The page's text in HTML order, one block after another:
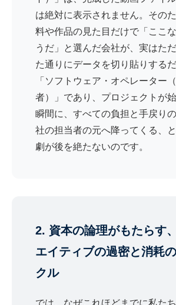
は絶対に表示されません。その
料や作品の見た目だけで「ここ
うだ」と選んだ会社が、実はた
た通りにデータを切り貼りする
「ソフトウェア・オペレーター
者）」であり、プロジェクトが
瞬間に、すべての負担と手戻り
社の担当者の元へ降ってくる、
劇が後を絶たないのです。
2. 資本の論理がもたらす
エイティブの過密と消耗
クル
では、なぜこれほどまでに私た